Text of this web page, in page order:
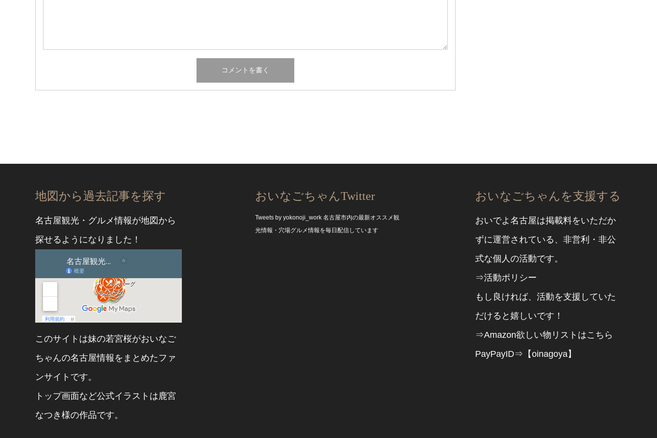
地図から過去記事を探す
名古屋観光・グルメ情報が地図から
探せるようになりました！
このサイトは妹の若宮桜がおいなご
ちゃんの名古屋情報をまとめたファ
ンサイトです。
トップ画面など公式イラストは鹿宮
なつき 様の作品です。
おいなごちゃんTwitter
Tweets by yokonoji_work 名古屋市内の最新オススメ観
光情報・穴場グルメ情報を毎日配信しています
おいなごちゃんを支援する
おいでよ名古屋は掲載料をいただか
ずに運営されている、非営利・非公
式な個人の活動です。
⇒活動ポリシー
もし良ければ、活動を支援していた
だけると嬉しいです！
⇒Amazon欲しい物リストはこちら
PayPayID⇒【oinagoya】